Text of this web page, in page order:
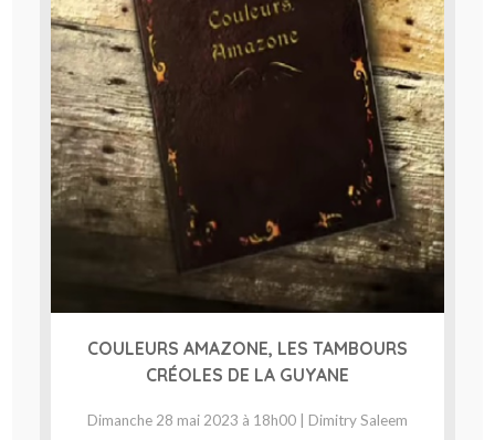
COULEURS AMAZONE, LES TAMBOURS
CRÉOLES DE LA GUYANE
Dimanche 28 mai 2023 à 18h00 | Dimitry Saleem